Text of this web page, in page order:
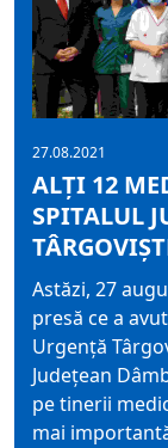
27.08.2021
ALȚI 12
SPITALUL
Astăzi, 27
presă ce a
Urgență
Județean
pe tinerii
mai